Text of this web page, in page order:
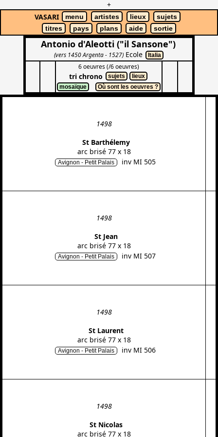
+
VASARI
menu artistes lieux
sujets
titres
pays plans aide sortie
Antonio d'Aleotti ("il Sansone")
(vers 1450 Argenta - 1527)Ecole Italia
6 oeuvres (/6 oeuvres)
tri chrono sujets
lieux
mosaïque
Où sont les oeuvres ?
1498
St Barthélemy
arc brisé 77 x 18
Avignon - Petit Palais inv MI 505
1498
St Jean
arc brisé 77 x 18
Avignon - Petit Palais inv MI 507
1498
St Laurent
arc brisé 77 x 18
Avignon - Petit Palais inv MI 506
1498
St Nicolas
arc brisé 77 x 18